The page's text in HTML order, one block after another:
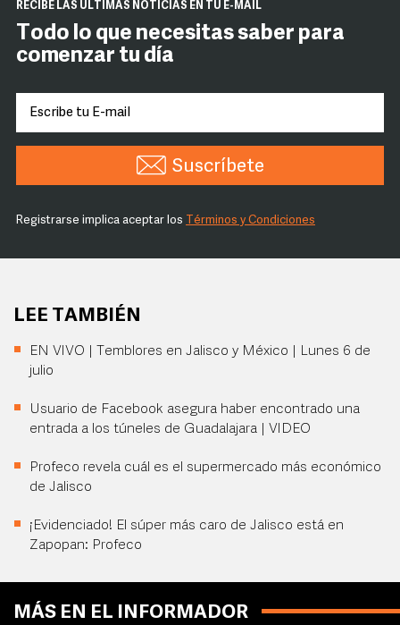
RECIBE LAS ÚLTIMAS NOTICIAS EN TU E-MAIL
Todo lo que necesitas saber para
comenzar tu día
Suscríbete
Registrarse implica aceptar los Términos y Condiciones
LEE TAMBIÉN
EN VIVO | Temblores en Jalisco y México | Lunes 6 de
julio
Usuario de Facebook asegura haber encontrado una
entrada a los túneles de Guadalajara | VIDEO
Profeco revela cuál es el supermercado más económico
de Jalisco
¡Evidenciado! El súper más caro de Jalisco está en
Zapopan: Profeco
MÁS EN EL INFORMADOR